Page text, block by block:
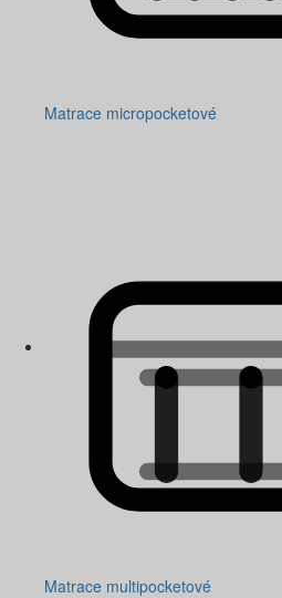
Matrace micropocketové
Matrace multipocketové